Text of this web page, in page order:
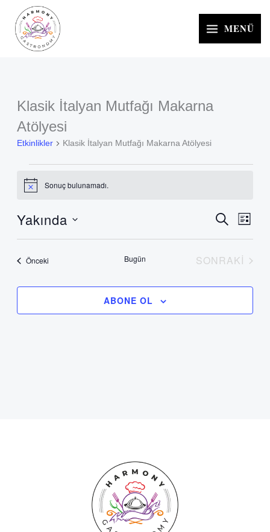
İçeriğe
MENÜ
Klasik İtalyan Mutfağı Makarna
Atölyesi
Etkinlikler Klasik İtalyan Mutfağı Makarna Atölyesi
Etkinlikler
NoticeSonuç bulunamadı.
Etkinlikler
gezinme
ARA
LISTE
Yakında
Tarih
seç.
Önceki Bugün
SONRAKI
ABONE OL